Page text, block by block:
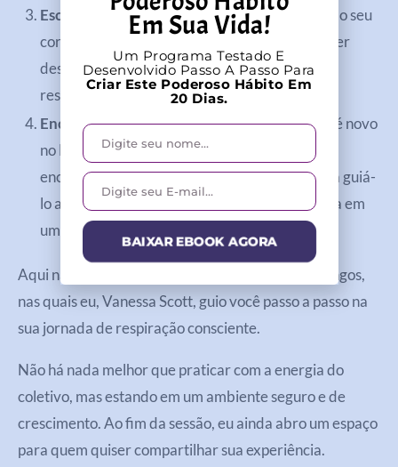
Escute seu corpo: preste atenção às reações do seu
corpo durante a prática. Se você sentir qualquer
desconforto ou ansiedade, pare e retorne à
respiração normal.
Encontre um facilitador experiente: se você é novo
no Breathwork, é altamente recomendável
encontrar um facilitador qualificado que possa guiá-
lo através da prática e garantir que você esteja em
um ambiente seguro.
Aqui na PEP temos sessões ao vivo todos os domingos,
nas quais eu, Vanessa Scott, guio você passo a passo na
sua jornada de respiração consciente.
Não há nada melhor que praticar com a energia do
coletivo, mas estando em um ambiente seguro e de
crescimento. Ao fim da sessão, eu ainda abro um espaço
para quem quiser compartilhar sua experiência.
Em Sua Vida!
Um Programa Testado E
Desenvolvido Passo A Passo Para
Criar Este Poderoso Hábito Em
20 Dias.
BAIXAR EBOOK AGORA